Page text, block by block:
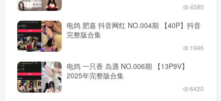
4580
电鸽 肥嘉 抖音网红 NO.004期 【40P】抖音
完整版合集
1946
电鸽 一只香 岛遇 NO.006期 【13P9V】
2025年完整版合集
6420